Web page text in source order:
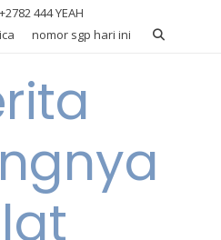
444 YEAH
nomor sgp hari ini